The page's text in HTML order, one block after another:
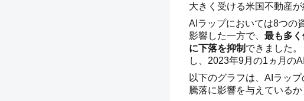
大きく受ける米国不動産
AIラップにおいては8つの
影響した一方で、 最も多
に下落を抑制 できました
し、2023年9月の1ヵ月の
以下のグラフは、AIラッ
騰落に影響を与えている